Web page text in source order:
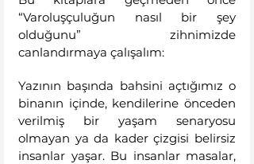
“Varoluşçuluğun nasıl bir şey
olduğunu” zihnimizde
canlandırmaya çalışalım:
Yazının başında bahsini açtığımız o
binanın içinde, kendilerine önceden
verilmiş bir yaşam senaryosu
olmayan ya da kader çizgisi belirsiz
insanlar yaşar. Bu insanlar masalar,